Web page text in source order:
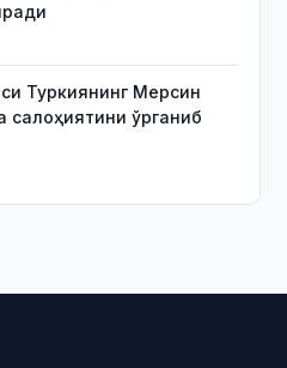
Туркиянинг Мерсин
салоҳиятини ўрганиб